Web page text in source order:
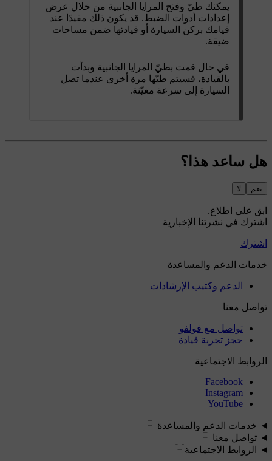
يمكنك طيّ وفتح المرايا الجانبية من خلال عرض
إعدادات أدوات الضبط. قد يكون ذلك مفيدًا عند
قيامك بركن السيارة أو قيادتها ضمن مساحات
ضيقة.
في حال قمت بطيّ المرايا الجانبية وبدأت
بالقيادة، فسيتم طيّها مرة أخرى عندما تصل
السيارة إلى سرعة معيّنة.
هل ساعد هذا؟
نعم لا